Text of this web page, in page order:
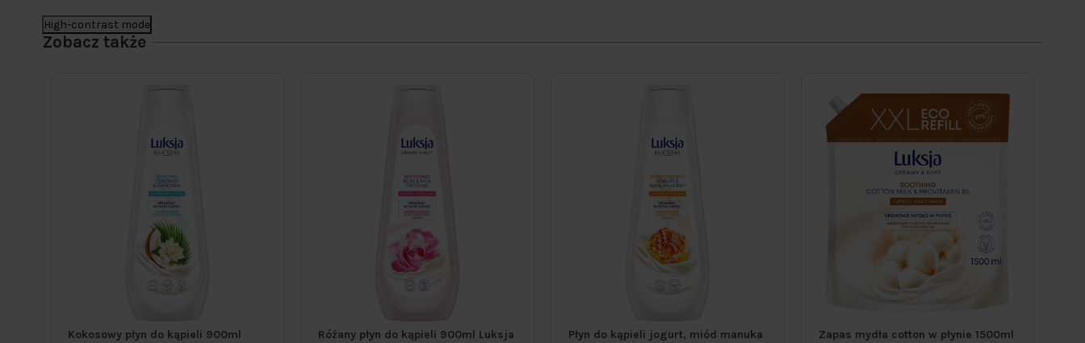
High-contrast mode
Zobacz także
Kokosowy płyn do kąpieli 900ml
Różany płyn do kąpieli 900ml Luksja
Płyn do kąpieli jogurt, miód manuka
Zapas mydła cotton w płynie 1500ml